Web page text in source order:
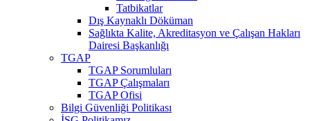
Tatbikatlar
Dış Kaynaklı Döküman
Sağlıkta Kalite, Akreditasyon ve Çalışan Hakları
Dairesi Başkanlığı
TGAP
TGAP Sorumluları
TGAP Çalışmaları
TGAP Ofisi
Bilgi Güvenliği Politikası